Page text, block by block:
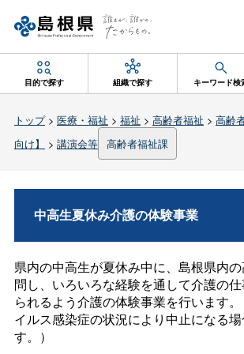
目的で探す 組織で探す キーワード検
トップ> 医療・福祉 > 福祉 > 高齢者福祉 > 高齢
向け】
> 講演会等 高齢者福祉課
中高生夏休み介護の体験事業
県内の中高生が夏休み中に、島根県内
問し、いろいろな経験を通して介護の
られるよう介護の体験事業を行います
イルス感染症の状況により中止になる場
す。）